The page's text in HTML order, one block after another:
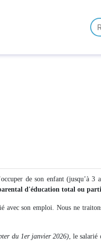
de son enfant (jusqu’à 3
d'éducation total ou
avec son emploi. Nous ne
du 1er janvier 2026), le salarié